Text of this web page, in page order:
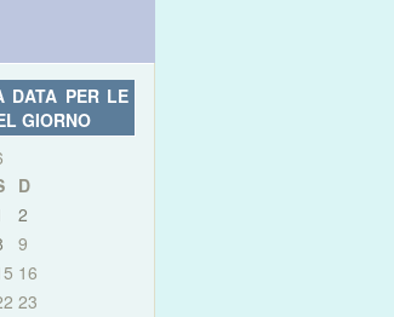
DATA PER LE
GIORNO
D
2
9
16
23